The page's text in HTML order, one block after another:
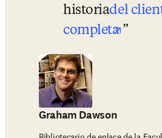
historiadel
completa
Graham Dawson